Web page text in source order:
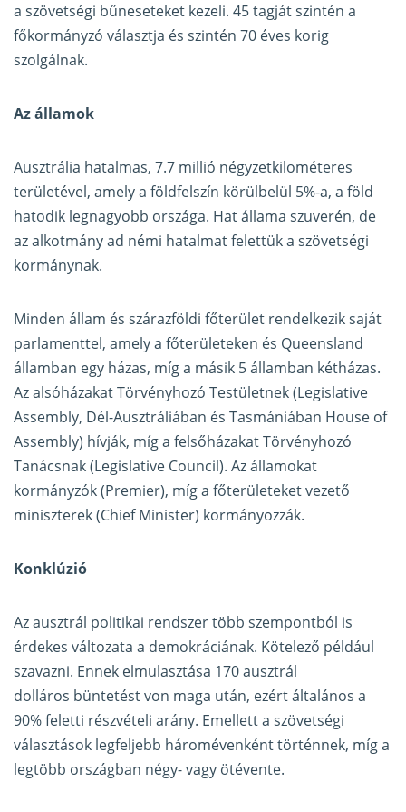
a szövetségi bűneseteket kezeli. 45 tagját szintén a
főkormányzó választja és szintén 70 éves korig
szolgálnak.
Az államok
Ausztrália hatalmas, 7.7 millió négyzetkilométeres
területével, amely a földfelszín körülbelül 5%-a, a föld
hatodik legnagyobb országa. Hat állama szuverén, de
az alkotmány ad némi hatalmat felettük a szövetségi
kormánynak.
Minden állam és szárazföldi főterület rendelkezik saját
parlamenttel, amely a főterületeken és Queensland
államban egy házas, míg a másik 5 államban kétházas.
Az alsóházakat Törvényhozó Testületnek (Legislative
Assembly, Dél-Ausztráliában és Tasmániában House of
Assembly) hívják, míg a felsőházakat Törvényhozó
Tanácsnak (Legislative Council). Az államokat
kormányzók (Premier), míg a főterületeket vezető
miniszterek (Chief Minister) kormányozzák.
Konklúzió
Az ausztrál politikai rendszer több szempontból is
érdekes változata a demokráciának. Kötelező például
szavazni. Ennek elmulasztása 170 ausztrál
dolláros büntetést von maga után, ezért általános a
90% feletti részvételi arány. Emellett a szövetségi
választások legfeljebb háromévenként történnek, míg a
legtöbb országban négy- vagy ötévente.